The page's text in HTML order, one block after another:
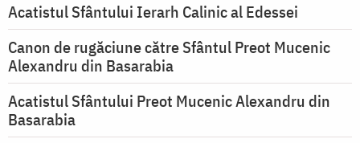
Acatistul Sfântului Ierarh Calinic al Edessei
Canon de rugăciune către Sfântul Preot Mucenic
Alexandru din Basarabia
Acatistul Sfântului Preot Mucenic Alexandru din
Basarabia